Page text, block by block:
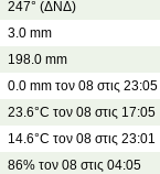
247° (ΔΝΔ)
3.0 mm
198.0 mm
0.0 mm τον 08 στις 23:05
23.6°C τον 08 στις 17:05
14.6°C τον 08 στις 23:01
86% τον 08 στις 04:05